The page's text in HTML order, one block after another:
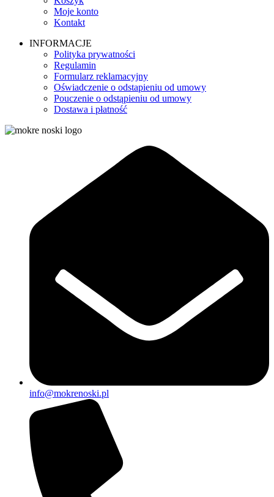
Moje konto
Kontakt
INFORMACJE
Polityka prywatności
Regulamin
Formularz reklamacyjny
Oświadczenie o odstapieniu od umowy
Pouczenie o odstąpieniu od umowy
Dostawa i płatność
info@mokrenoski.pl